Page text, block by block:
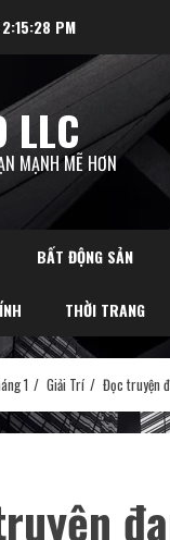
2:15:30 PM
LLC
MẠNH MẼ HƠN
BẤT ĐỘNG SẢN
THỜI TRANG
1 Giải Trí Đọc truyện